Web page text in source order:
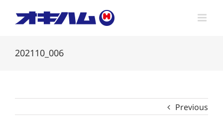
202110_006
Previous